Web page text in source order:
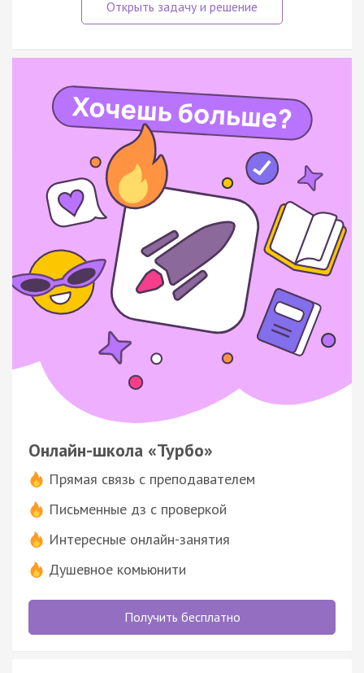
Онлайн-школа «Турбо»
Прямая связь с преподавателем
Письменные дз с проверкой
Интересные онлайн-занятия
Душевное комьюнити
Получить бесплатно